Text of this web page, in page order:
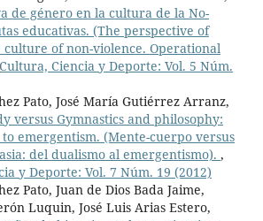
de género en la cultura de la No-
educativas. (The perspective of
of non-violence. Operational
Cultura, Ciencia y Deporte: Vol. 5 Núm.
Pato, José María Gutiérrez Arranz,
versus Gymnastics and philosophy:
emergentism. (Mente-cuerpo versus
del dualismo al emergentismo). ,
y Deporte: Vol. 7 Núm. 19 (2012)
Pato, Juan de Dios Bada Jaime,
Luquin, José Luis Arias Estero,